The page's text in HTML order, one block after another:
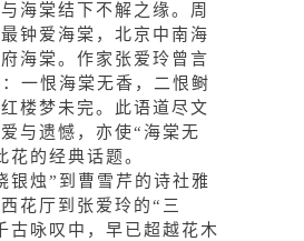
海棠结下不解之缘。周
钟爱海棠，北京中南海
海棠。作家张爱玲曾言
一恨 海棠无香 ，二恨鲥
楼梦未完。此语道尽文
与遗憾，亦使“海棠无
花的经典话题。
银烛”到曹雪芹的诗社雅
花厅到张爱玲的“三
古咏叹中，早已超越花木